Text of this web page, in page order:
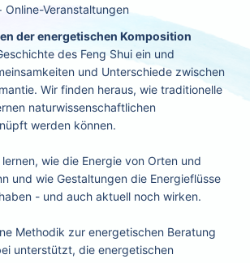
Online-Veranstaltungen
der energetischen Komposition
des Feng Shui ein und
und Unterschiede zwischen
Wir finden heraus, wie traditionelle
naturwissenschaftlichen
werden können.
wie die Energie von Orten und
und wie Gestaltungen die Energieflüsse
- und auch aktuell noch wirken.
Methodik zur energetischen Beratung
unterstützt, die energetischen